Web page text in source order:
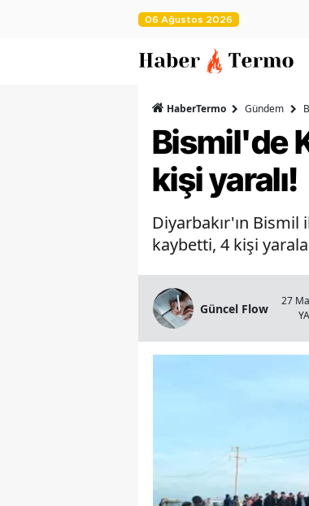
06 Ağustos 2026
HaberTermo Gündem
Bismil'de
kişi yaralı!
Diyarbakır'ın
kaybetti, 4 kişi
Güncel Flow
27